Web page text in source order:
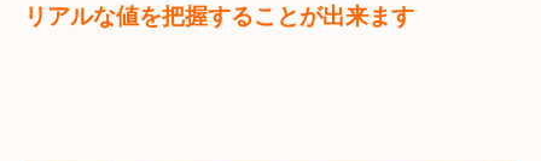
リアルな値を把握することが出来ます